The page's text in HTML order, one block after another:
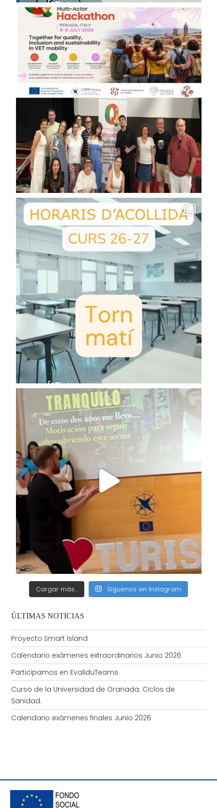
Cargar más... Síguenos en Instagram
ÚLTIMAS NOTICIAS
Proyecto Smart Island
Calendario exámenes extraordinarios Junio 2026
Participamos en EvaliduTeams
Curso de la Universidad de Granada. Ciclos de
Sanidad.
Calendario exámenes finales Junio 2026